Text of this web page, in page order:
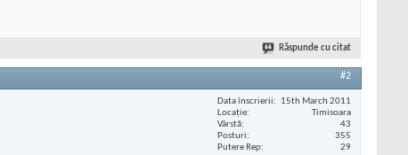
Răspunde cu citat
#2
Data înscrierii
15th March 2011
Locaţie
Timisoara
Vârstă
43
Posturi
355
Putere Rep
29